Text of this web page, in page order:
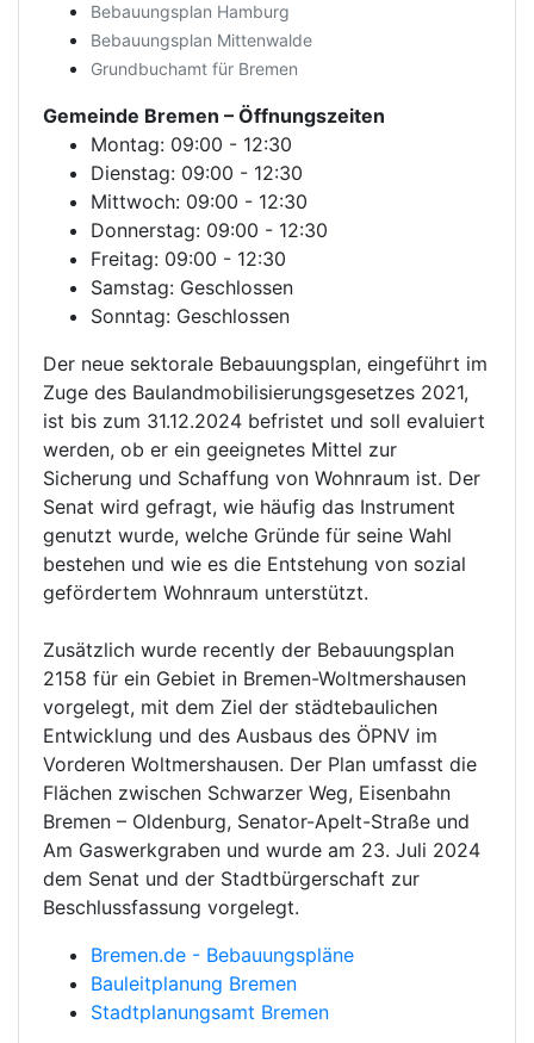
Bebauungsplan Hamburg
Bebauungsplan Mittenwalde
Grundbuchamt für Bremen
Gemeinde Bremen – Öffnungszeiten
Montag: 09:00 - 12:30
Dienstag: 09:00 - 12:30
Mittwoch: 09:00 - 12:30
Donnerstag: 09:00 - 12:30
Freitag: 09:00 - 12:30
Samstag: Geschlossen
Sonntag: Geschlossen
Der neue sektorale Bebauungsplan, eingeführt im
Zuge des Baulandmobilisierungsgesetzes 2021,
ist bis zum 31.12.2024 befristet und soll evaluiert
werden, ob er ein geeignetes Mittel zur
Sicherung und Schaffung von Wohnraum ist. Der
Senat wird gefragt, wie häufig das Instrument
genutzt wurde, welche Gründe für seine Wahl
bestehen und wie es die Entstehung von sozial
gefördertem Wohnraum unterstützt.
Zusätzlich wurde recently der Bebauungsplan
2158 für ein Gebiet in Bremen-Woltmershausen
vorgelegt, mit dem Ziel der städtebaulichen
Entwicklung und des Ausbaus des ÖPNV im
Vorderen Woltmershausen. Der Plan umfasst die
Flächen zwischen Schwarzer Weg, Eisenbahn
Bremen – Oldenburg, Senator-Apelt-Straße und
Am Gaswerkgraben und wurde am 23. Juli 2024
dem Senat und der Stadtbürgerschaft zur
Beschlussfassung vorgelegt.
Bremen.de - Bebauungspläne
Bauleitplanung Bremen
Stadtplanungsamt Bremen